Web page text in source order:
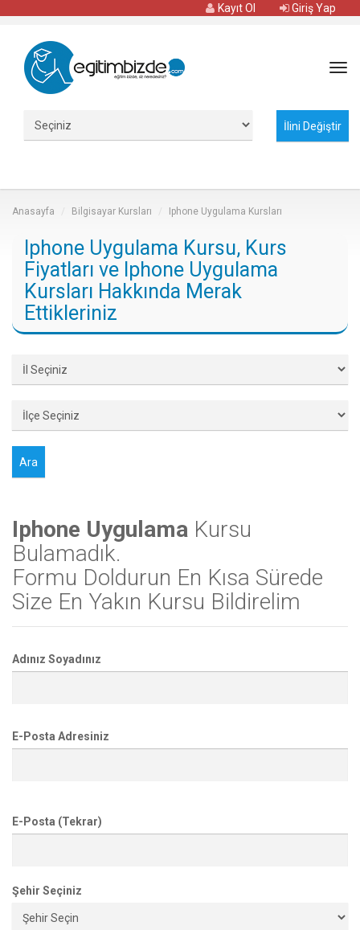
Giriş Yap
Kayıt Ol
Anasayfa Bilgisayar Kursları Iphone Uygulama Kursları
Iphone Uygulama Kursu, Kurs
Fiyatları ve Iphone Uygulama
Kursları Hakkında Merak
Ettikleriniz
Iphone Uygulama Kursu
Bulamadık.
Formu Doldurun En Kısa Sürede
Size En Yakın Kursu Bildirelim
Adınız Soyadınız
E-Posta Adresiniz
E-Posta (Tekrar)
Şehir Seçiniz